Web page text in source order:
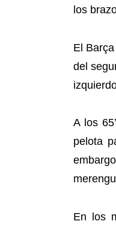
los
El
del
A los
pelota
En los